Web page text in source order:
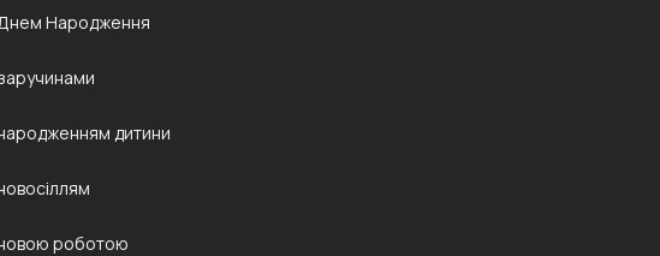
Днем Народження
дитини
роботою